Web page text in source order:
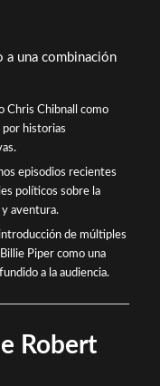
a una combinación
Chris Chibnall como
por historias
episodios recientes
políticos sobre la
aventura.
de múltiples
Piper como una
a la audiencia.
Robert